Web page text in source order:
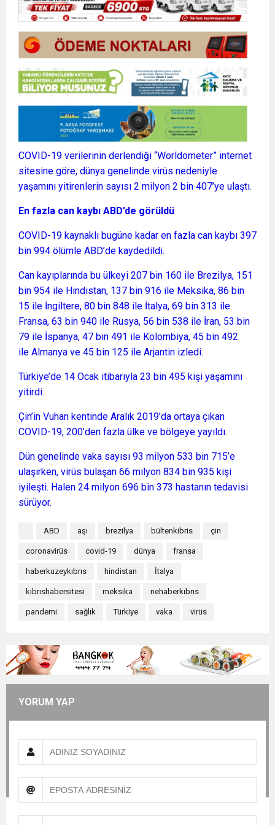
COVID-19 verilerinin derlendiği “Worldometer” internet
sitesine göre, dünya genelinde virüs nedeniyle
yaşamını yitirenlerin sayısı 2 milyon 2 bin 407’ye ulaştı.
En fazla can kaybı ABD’de görüldü
COVID-19 kaynaklı bugüne kadar en fazla can kaybı 397
bin 994 ölümle ABD’de kaydedildi.
Can kayıplarında bu ülkeyi 207 bin 160 ile Brezilya, 151
bin 954 ile Hindistan, 137 bin 916 ile Meksika, 86 bin
15 ile İngiltere, 80 bin 848 ile İtalya, 69 bin 313 ile
Fransa, 63 bin 940 ile Rusya, 56 bin 538 ile İran, 53 bin
79 ile İspanya, 47 bin 491 ile Kolombiya, 45 bin 492
ile Almanya ve 45 bin 125 ile Arjantin izledi.
Türkiye’de 14 Ocak itibarıyla 23 bin 495 kişi yaşamını
yitirdi.
Çin’in Vuhan kentinde Aralık 2019’da ortaya çıkan
COVID-19, 200’den fazla ülke ve bölgeye yayıldı.
Dün genelinde vaka sayısı 93 milyon 533 bin 715’e
ulaşırken, virüs bulaşan 66 milyon 834 bin 935 kişi
iyileşti. Halen 24 milyon 696 bin 373 hastanın tedavisi
sürüyor.
ABD aşı brezilya bültenkibris çin
coronavirüs covid-19 dünya fransa
haberkuzeykıbrıs hindistan İtalya
kıbrıshabersitesi meksika nehaberkıbrıs
pandemi sağlık Türkiye vaka virüs
YORUM YAP